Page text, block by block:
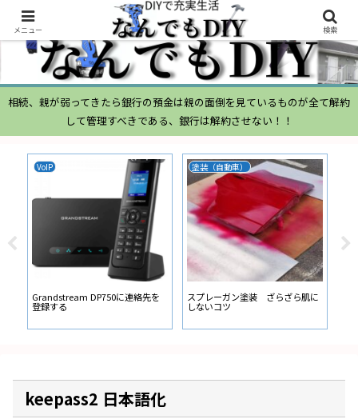
相続、親が弱ってきたら銀行の預金は親の面倒を見ているものが全て解約
して管理すべきである、銀行は解約させない！！
VoIP
Grandstream DP750に連絡先を
登録する
塗装（自動車）
スプレーガン塗装 ざらざら肌に
しないコツ
ム
keepass2 日本語化
メニュー 検索